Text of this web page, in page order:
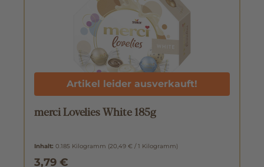
Artikel leider ausverkauft!
merci Lovelies White 185g
Inhalt: 0.185 Kilogramm (20,49 € / 1 Kilogramm)
3,79 €